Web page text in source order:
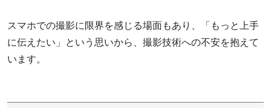
スマホでの撮影に限界を感じる場面もあり、「もっと上手
に伝えたい」という思いから、撮影技術への不安を抱えて
います。